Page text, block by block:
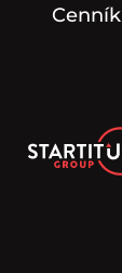
Cenník